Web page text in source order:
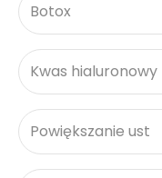
Botox
Kwas hialuronowy
Powiększanie ust